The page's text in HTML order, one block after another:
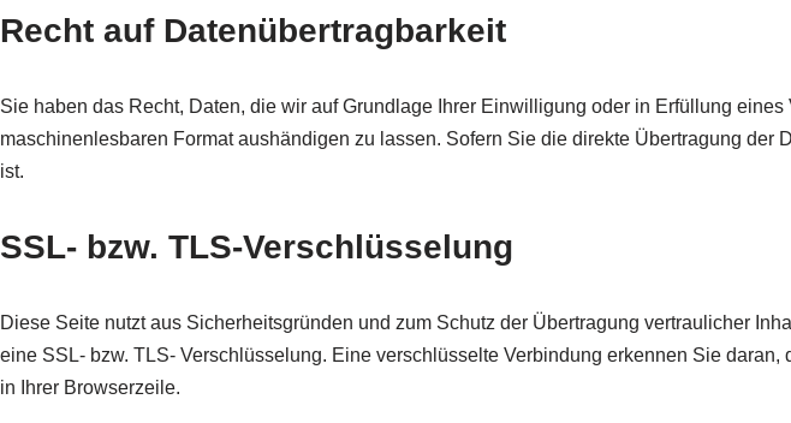
Recht auf Datenübertragbarkeit
Sie haben das Recht, Daten, die wir auf Grundlage Ihrer Einwilligung oder in Erfüllung
maschinenlesbaren Format aushändigen zu lassen. Sofern Sie die direkte Übertragung
ist.
SSL- bzw. TLS-Verschlüsselung
Diese Seite nutzt aus Sicherheitsgründen und zum Schutz der Übertragung vertraulicher
eine SSL- bzw. TLS- Verschlüsselung. Eine verschlüsselte Verbindung erkennen Sie daran,
in Ihrer Browserzeile.